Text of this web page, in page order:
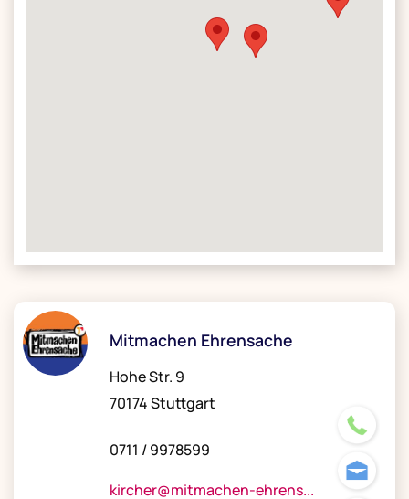
Mitmachen Ehrensache
Hohe Str. 9
70174 Stuttgart
0711 / 9978599
kircher@mitmachen-ehrens...